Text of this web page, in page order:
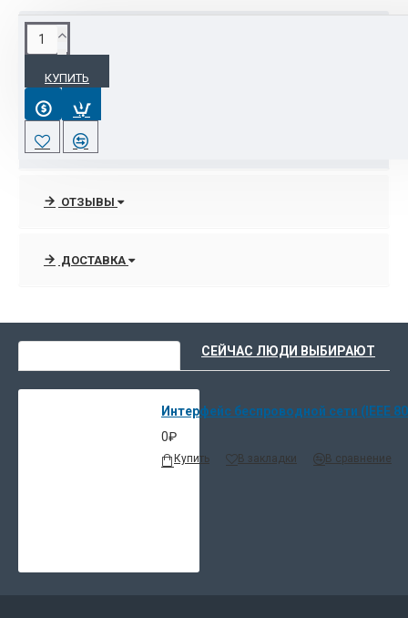
КУПИТЬ
ХАРАКТЕРИСТИКИ
Основные
Страна производитель
ОТЗЫВЫ
ДОСТАВКА
СЕЙЧАС ЛЮДИ ВЫБИРАЮТ
Интерфейс беспроводной сети (IEEE
0₽
Купить В закладки В сравнение